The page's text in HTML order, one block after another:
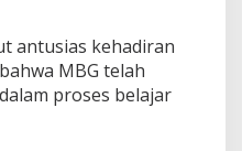
antusias kehadiran
MBG telah
proses belajar